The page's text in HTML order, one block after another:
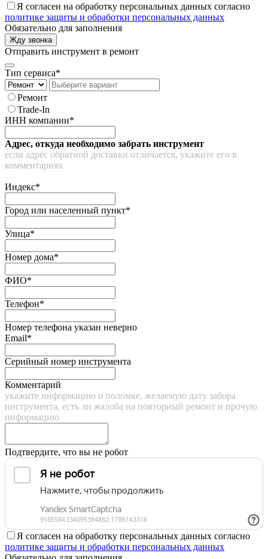
Я согласен на обработку персональных данных согласно
политике защиты и обработки персональных данных
Обязательно для заполнения
Жду звонка
Отправить инструмент в ремонт
Тип сервиса*
Ремонт
Trade-In
ИНН компании*
Адрес, откуда необходимо забрать инструмент
если адрес обратной доставки отличается, укажите его в
комментариях
Индекс*
Город или населенный пункт*
Улица*
Номер дома*
ФИО*
Телефон*
Номер телефона указан неверно
Email*
Серийный номер инструмента
Комментарий
укажите информацию о поломке, желаемую дату забора
инструмента, есть ли жалоба на повторный ремонт и прочую
информацию
Подтвердите, что вы не робот
Я согласен на обработку персональных данных согласно
политике защиты и обработки персональных данных